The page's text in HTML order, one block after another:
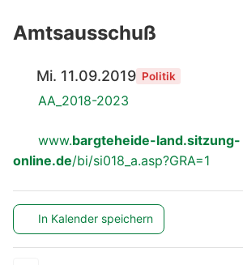
Amtsausschuß
Mi. 11.09.2019 Politik
AA_2018-2023
www.bargteheide-land.sitzung-
online.de/bi/si018_a.asp?GRA=1
In Kalender speichern